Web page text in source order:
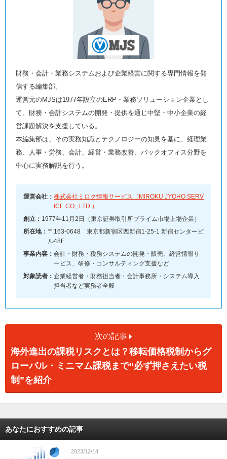
財務・会計・業務システムおよび企業経営に関する専門情報を発
信する編集部。
運営元のMJSは1977年設立のERP・業務ソリューション企業とし
て、財務・会計システムの開発・提供を通じ中堅・中小企業の経
営課題解決を支援している。
本編集部は、その実務知識とテクノロジーの知見を基に、経理業
務、人事・労務、会計、経営・業務改善、バックオフィス分野を
中心に実務解説を行う。
運営会社： 株式会社ミロク情報サービス（MIROKU JYOHO SERV
ICE CO., LTD.）
創立： 1977年11月2日（東京証券取引所プライム市場上場企業）
所在地： 〒163-0648 東京都新宿区西新宿1-25-1 新宿センタービ
ル48F
事業内容： 会計・財務・税務システムの開発・販売、経営情報サ
ービス、研修・コンサルティング支援など
対象読者： 企業経営者・財務担当者・会計事務所・システム導入
担当者など実務者全般
次の記事
海外進出の課税リスクとは？移転価格税制からグ
ローバル・ミニマム課税まで“必ず押さえたい税
制”を紹介
あなたにおすすめの記事
2023/12/14